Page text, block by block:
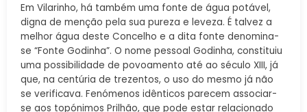
Em Vilarinho, há também uma fonte de água potável,
digna de menção pela sua pureza e leveza. É talvez a
melhor água deste Concelho e a dita fonte denomina-
se “Fonte Godinha”. O nome pessoal Godinha, constituiu
uma possibilidade de povoamento até ao século XIII, já
que, na centúria de trezentos, o uso do mesmo já não
se verificava. Fenómenos idênticos parecem associar-
se aos topónimos Prilhão, que pode estar relacionado